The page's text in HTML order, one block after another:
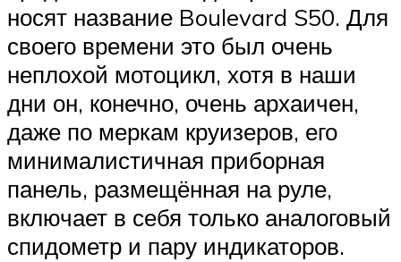
носят название Boulevard S50. Для
своего времени это был очень
неплохой мотоцикл, хотя в наши
дни он, конечно, очень архаичен,
даже по меркам круизеров, его
минималистичная приборная
панель, размещённая на руле,
включает в себя только аналоговый
спидометр и пару индикаторов.